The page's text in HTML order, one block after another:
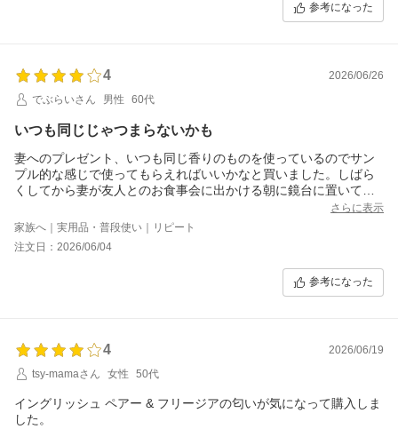
参考になった
4
2026/06/26
でぶらいさん
男性 60代
いつも同じじゃつまらないかも
妻へのプレゼント、いつも同じ香りのものを使っているのでサン
プル的な感じで使ってもらえればいいかなと買いました。しばら
くしてから妻が友人とのお食事会に出かける朝に鏡台に置いてお
きました。早速いろいろ試しては腕を洗いを繰り返していまし
た。好きな香りが増えればよいのですが
さらに表示
家族へ｜実用品・普段使い｜リピート
注文日：2026/06/04
参考になった
4
2026/06/19
tsy-mamaさん
女性 50代
イングリッシュ ペアー & フリージアの匂いが気になって購入しま
した。